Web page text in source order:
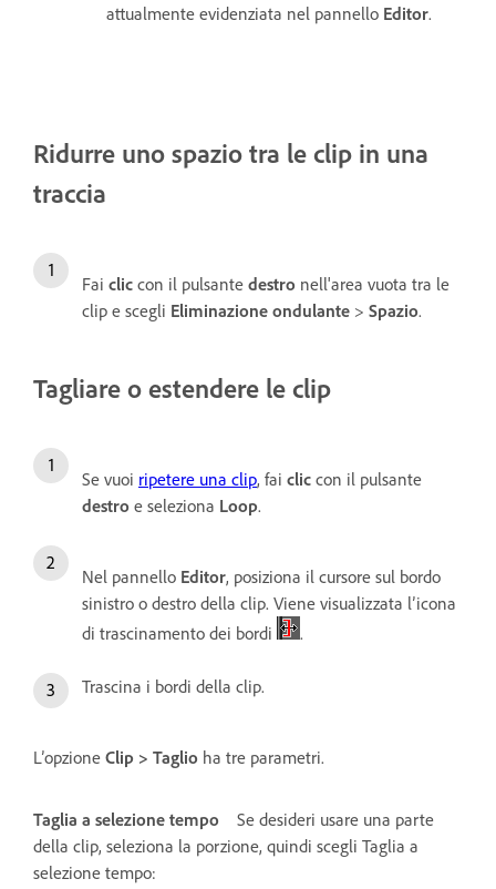
attualmente evidenziata nel pannello Editor.
Ridurre uno spazio tra le clip in una
traccia
Fai clic con il pulsante destro nell'area vuota tra le
clip e scegli Eliminazione ondulante > Spazio.
Tagliare o estendere le clip
Se vuoi ripetere una clip, fai clic con il pulsante
destro e seleziona Loop.
Nel pannello Editor, posiziona il cursore sul bordo
sinistro o destro della clip. Viene visualizzata l’icona
di trascinamento dei bordi
.
Trascina i bordi della clip.
L’opzione Clip > Taglio ha tre parametri.
Taglia a selezione tempo
Se desideri usare una parte
della clip, seleziona la porzione, quindi scegli Taglia a
selezione tempo: